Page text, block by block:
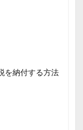
を納付する方法